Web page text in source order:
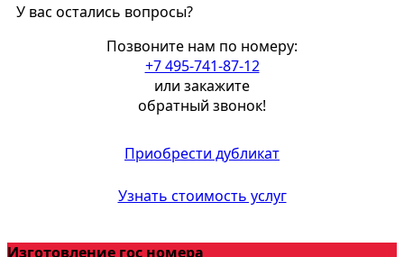
У вас остались вопросы?
Позвоните нам по номеру:
+7 495-741-87-12
или закажите
обратный звонок!
Приобрести дубликат
Узнать стоимость услуг
Изготовление гос номера